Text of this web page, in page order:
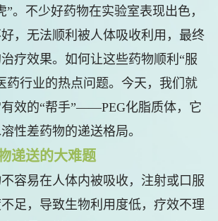
”。不少好药物在实验室表现出色，
，无法顺利被人体吸收利用，最终
疗效果。如何让这些药物顺利“服
药行业的热点问题。今天，我们就
效的“帮手”——PEG化脂质体，它
性差药物的递送格局。
递送的大难题
容易在人体内被吸收，注射或口服
足，导致生物利用度低，疗效不理